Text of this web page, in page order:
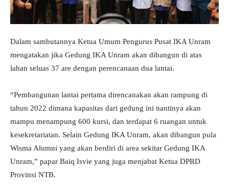
Dalam sambutannya Ketua Umum Pengurus Pusat IKA Unram
mengatakan jika Gedung IKA Unram akan dibangun di atas
lahan seluas 37 are dengan perencanaan dua lantai.
“Pembangunan lantai pertama direncanakan akan rampung di
tahun 2022 dimana kapasitas dari gedung ini nantinya akan
mampu menampung 600 kursi, dan terdapat 6 ruangan untuk
kesekretariatan. Selain Gedung IKA Unram, akan dibangun pula
Wisma Alumni yang akan berdiri di area sekitar Gedung IKA
Unram,” papar Baiq Isvie yang juga menjabat Ketua DPRD
Provinsi NTB.